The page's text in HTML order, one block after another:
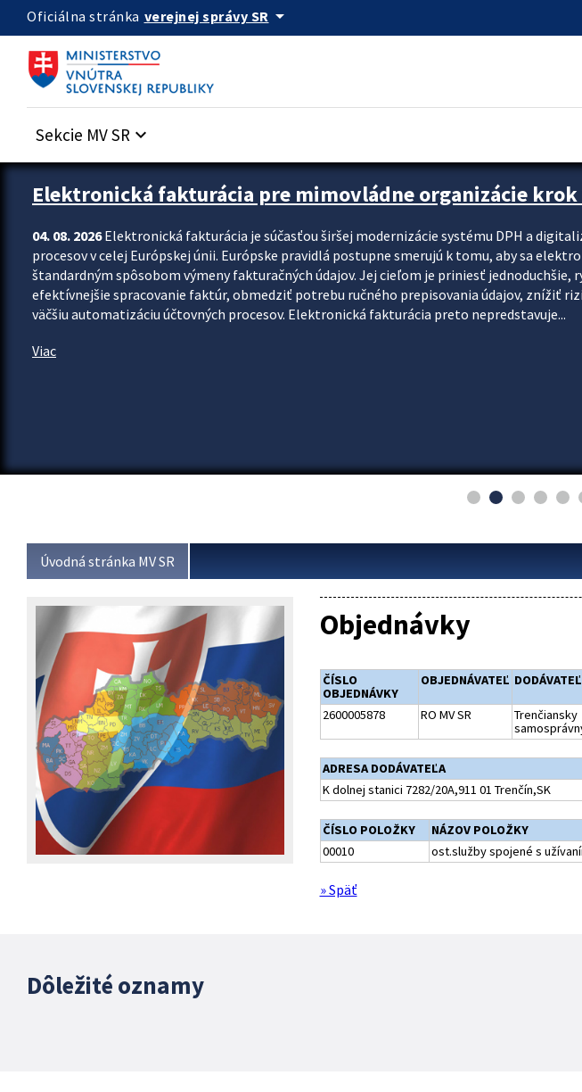
Preskocit na hlavný obsah
Oficiálna stránka verejnej správy SR arrow_drop_down
Sekcie MV SR keyboard_arrow_down
Zastavit automatický posun upútavok
Elektronická fakturácia pre mimovládne organizácie
04. 08. 2026Elektronická fakturácia je súčasťou širšej modernizácie systému DPH a
procesov v celej Európskej únii. Európske pravidlá postupne smerujú k tomu, aby sa
štandardným spôsobom výmeny fakturačných údajov. Jej cieľom je priniesť jednoduchšie,
efektívnejšie spracovanie faktúr, obmedziť potrebu ručného prepisovania údajov, znížiť
väčšiu automatizáciu účtovných procesov. Elektronická fakturácia preto nepredstavuje...
Viac
Úvodná stránka MV SR
Objednávky
ČÍSLO
OBJEDNÁVKY
OBJEDNÁVATEĽ DODÁVATEĽ
2600005878 RO MV SR
Trenčiansky
ADRESA DODÁVATEĽA
K dolnej stanici 7282/20A,911 01 Trenčín,SK
ČÍSLO POLOŽKY NÁZOV POLOŽKY
00010
ost.služby spojené s
» Späť
Dôležité oznamy